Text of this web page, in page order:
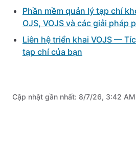
Phần mềm quản lý tạp chí
OJS, VOJS và các giải pháp
Liên hệ triển khai VOJS —
tạp chí của bạn
Cập nhật gần nhất: 8/7/26, 3:42 AM